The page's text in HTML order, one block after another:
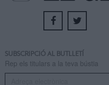
SUBSCRIPCIÓ AL BUTLLETÍ
Rep els titulars a la teva bústia